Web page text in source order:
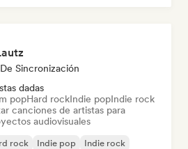
Sincronización
dadas
popHard rockIndie popIndie rock
canciones de artistas para
audiovisuales
rock Indie pop
Indie rock